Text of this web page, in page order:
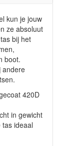
kun je jouw
ze absoluut
bij het
boot.
andere
420D
in gewicht
ideaal